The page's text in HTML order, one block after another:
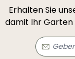
Erhalten Sie
damit Ihr